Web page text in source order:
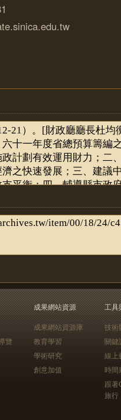
覽
成果網站資源
成果網站資源庫
教育學習
學術研究
創意加值
工具
技術
關鍵
線上
時間
跟
旅行